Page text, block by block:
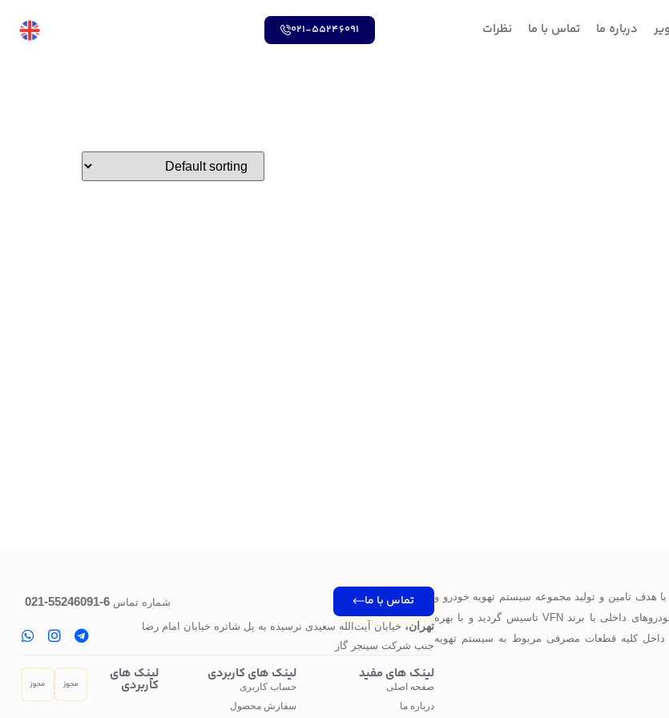
درباره ما تماس با ما نظرات 021-55246091
شرکت پرگاس صنعت ویونا در سال 1391 با هدف تامین و تولید مجموعه سیستم تهویه خودرو و
قطعات مورد استفاده در سیستم تهویه خودروهای داخلی با برند VFN تاسیس گردید و با بهره
کلیه قطعات مصرفی مربوط به سیستم تهویه
تماس با ما شماره تماس 6-55246091-021
تهران، خیابان آیت‌الله سعیدی نرسیده به پل‌ شاتره خیابان امام رضا
جنب شرکت سینجر گاز
لینک های مفید
صفحه اصلی
درباره ما
لینک های کاربردی
حساب کاربری
سفارش محصول
لینک های
کاربردی